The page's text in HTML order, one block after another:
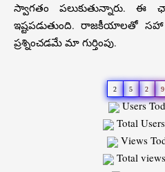
స్వాగతం పలుకుతున్నారు.
ఇష్టపడుతుంది. రాజకీయాలతో
ప్రశ్నించడమే మా గుర్తింపు.
2 5 2 9
Users
Total
Views
Total